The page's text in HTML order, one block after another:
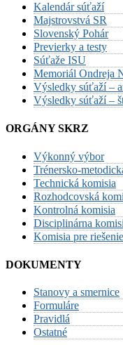
Kalendár súťaží
Majstrovstvá SR
Slovenský Pohár
Previerky a testy
Súťaže ISU
Memoriál Ondreja
Výsledky súťaží –
Výsledky súťaží –
ORGÁNY SKRZ
Výkonný výbor
Trénersko-
Technická komisia
Rozhodcovská
Kontrolná komisia
Disciplinárna
Komisia pre
DOKUMENTY
Stanovy a smernice
Formuláre
Pravidlá
Ostatné